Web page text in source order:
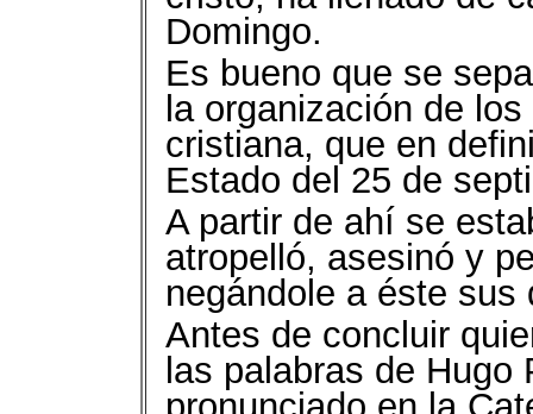
Domingo.
Es bueno que se
la organización de
cristiana, que en
Estado del 25 de
A partir de ahí se
atropelló, asesinó y
negándole a éste sus
Antes de concluir
las palabras de